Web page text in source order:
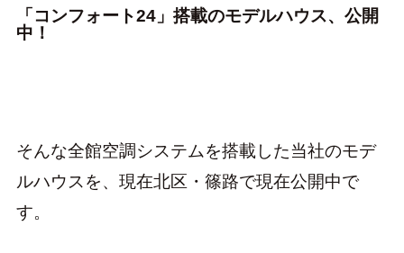
「コンフォート24」搭載のモデルハウス、公開
中！
そんな全館空調システムを搭載した当社のモデ
ルハウスを、現在北区・篠路で現在公開中で
す。